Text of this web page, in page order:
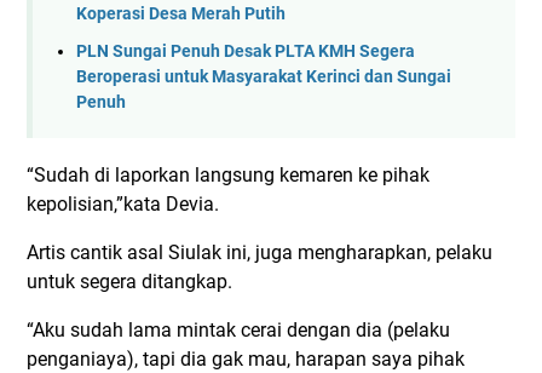
Koperasi Desa Merah Putih
PLN Sungai Penuh Desak PLTA KMH Segera
Beroperasi untuk Masyarakat Kerinci dan Sungai
Penuh
“Sudah di laporkan langsung kemaren ke pihak
kepolisian,”kata Devia.
Artis cantik asal Siulak ini, juga mengharapkan, pelaku
untuk segera ditangkap.
“Aku sudah lama mintak cerai dengan dia (pelaku
penganiaya), tapi dia gak mau, harapan saya pihak